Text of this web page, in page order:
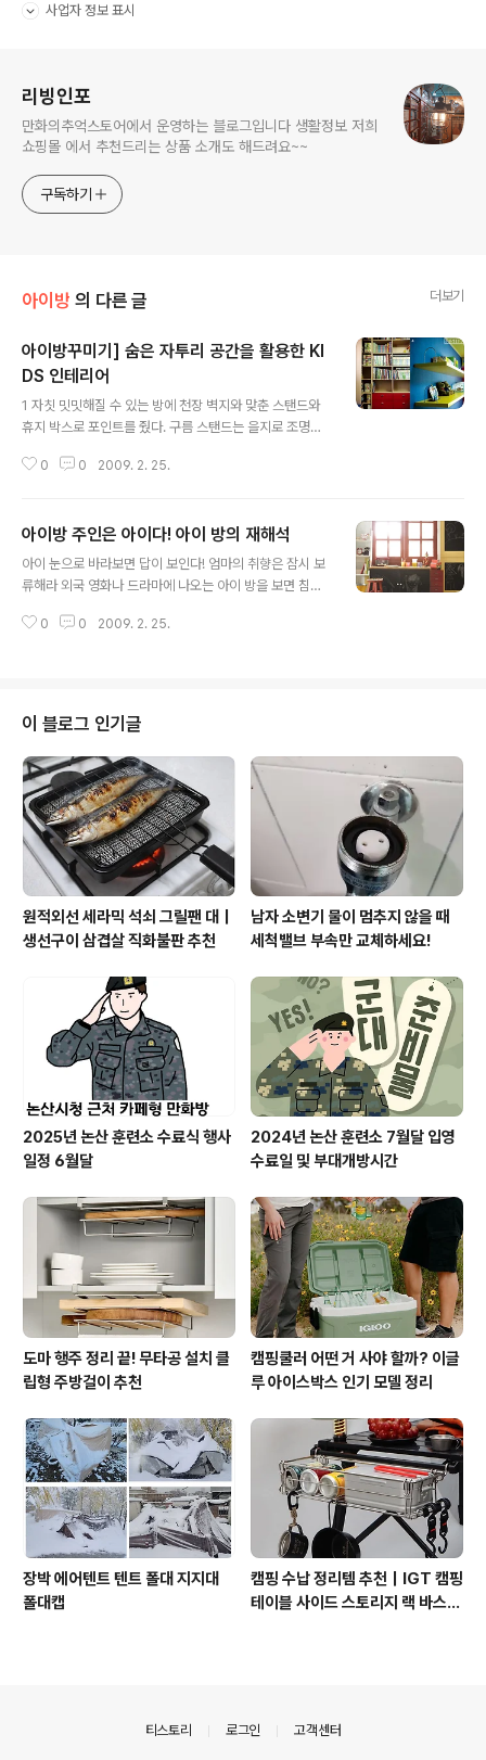
사업자 정보 표시
리빙인포
만화의추억스토어에서 운영하는 블로그입니다 생활정보 저희
쇼핑몰 에서 추천드리는 상품 소개도 해드려요~~
구독하기
아이방 의 다른 글 더보기
아이방꾸미기] 숨은 자투리 공간을 활용한 KI
DS 인테리어
1 자칫 밋밋해질 수 있는 방에 천장 벽지와 맞춘 스탠드와
휴지 박스로 포인트를 줬다. 구름 스탠드는 을지로 조명상
은 선반을 달아 아이들 이름을 뜻하는 알파벳 이니셜을 올
업체에 도면을 그려준 후 정교한 마무리를 위해 현장에서
직접 자재를 절단해 만들었다. 4 장난감 수납장 위에 책을
꽂기 위해 커다란 선반을 달았다. 일반 기성품으로 나온 선
로 선반을 제작한 뒤 벽면 속 콘크리트에 목공용 지지대를
0 0 2009. 2. 25.
아이방 주인은 아이다! 아이 방의 재해석
아이 눈으로 바라보면 답이 보인다! 엄마의 취향은 잠시 보
류해라 외국 영화나 드라마에 나오는 아이 방을 보면 침대
등의 소품들을 조르르 올려놓거나 벽면을 사진이나 그림으
지고 있는지를 짐작케 할 만큼 개성이 뚜렷하게 나타난다.
그러나 우리나라 엄마들이 외국 아이의 어질러진 아이 방
을 보면, 저렇게 어수선한 곳에서 아이가 어떻게 생활할 수
있을까 하는 의구심을 가지며 거부감을 느끼게 된다. 그렇
다면 우리나라 아이 방은 어떨까. 대부분 철수의 방인지 민
수의 방인지 구별할 수 없을 ..
0 0 2009. 2. 25.
이 블로그 인기글
원적외선 세라믹 석쇠 그릴팬 대｜
생선구이 삼겹살 직화불판 추천
남자 소변기 물이 멈추지 않을 때
세척밸브 부속만 교체하세요!
2025년 논산 훈련소 수료식 행사
일정 6월달
2024년 논산 훈련소 7월달 입영
수료일 및 부대개방시간
도마 행주 정리 끝! 무타공 설치 클
립형 주방걸이 추천
캠핑쿨러 어떤 거 사야 할까? 이글
루 아이스박스 인기 모델 정리
장박 에어텐트 텐트 폴대 지지대
폴대캡
캠핑 수납 정리템 추천｜IGT 캠핑
테이블 사이드 스토리지 랙 바스켓
티스토리 로그인 고객센터